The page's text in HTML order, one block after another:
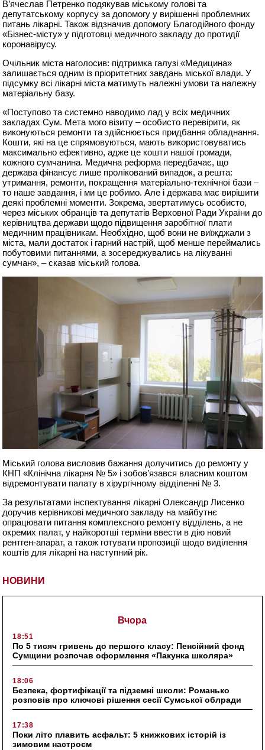
НОВИНИ
Вчора
18:51
По 5 тисяч гривень до першого класу: Пенсійний фонд
Сумщини розпочав оформлення «Пакунка школяра»
18:06
Безпека, фортифікації та підземні школи: Романько
розповів про ключові рішення сесії Сумської облради
17:38
Поки літо плавить асфальт: 5 книжкових історій із
зимовим настроєм
В’ячеслав Петренко подякував міському голові та
депутатському корпусу за допомогу у вирішенні проблемних
питань лікарні. Також відзначив допомогу Благодійного фонду
«Бізнес-місту» у підготовці медичного закладу до протидії
коронавірусу.
Очільник міста наголосив: підтримка галузі «Медицина»
залишається одним із пріоритетних завдань міської влади. У
підсумку всі лікарні міста матимуть належні умови та належну
матеріальну базу.
«Поступово та системно наводимо лад у всіх медичних
закладах Сум. Мета мого візиту – особисто перевірити, як
виконуються ремонти та здійснюється придбання обладнання.
Кошти, які на це спрямовуються, мають використовуватись
максимально ефективно, адже це кошти нашої громади,
кожного сумчанина. Медична реформа передбачає, що
держава фінансує лише пролікований випадок, а решта:
утримання, ремонти, покращення матеріально-технічної бази –
то наше завдання, і ми це робимо. Але і держава має вирішити
деякі проблемні моменти. Зокрема, звертатимусь особисто,
через міських обранців та депутатів Верховної Ради України до
керівництва держави щодо підвищення заробітної плати
медичним працівникам. Необхідно, щоб вони не виїжджали з
міста, мали достаток і гарний настрій, щоб менше переймались
побутовими питаннями, а зосереджувались на лікуванні
сумчан», – сказав міський голова.
Міський голова висловив бажання долучитись до ремонту у
КНП «Клінічна лікарня № 5» і зобов’язався власним коштом
відремонтувати палату в хірургічному відділенні № 3.
За результатами інспектування лікарні Олександр Лисенко
доручив керівникові медичного закладу на майбутнє
опрацювати питання комплексного ремонту відділень, а не
окремих палат, у найкоротші терміни ввести в дію новий
рентген-апарат, а також готувати пропозиції щодо виділення
коштів для лікарні на наступний рік.